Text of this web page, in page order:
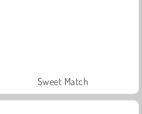
Sweet Match